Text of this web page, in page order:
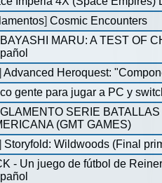
]Cosmic Encounters
MARU: A TEST OF
Advanced Heroquest:
gente para jugar a PC y
SERIE
(GMT GAMES)
Storyfold: Wildwoods (Final
- Un juego de fútbol de